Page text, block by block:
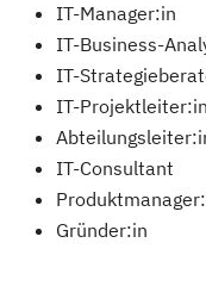
IT-Manager:in
IT-Business-
IT-
IT-Projektleiter:in
IT-Consultant
Gründer:in